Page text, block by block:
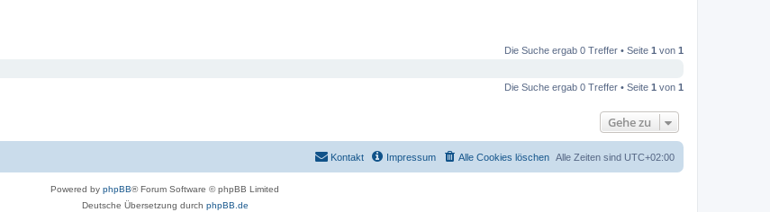
Die Suche ergab 0 Treffer • Seite 1 von 1
Die Suche ergab 0 Treffer • Seite 1 von 1
Gehe zu
Alle Zeiten sind UTC+02:00
Alle Cookies löschen
Impressum
Kontakt
Powered by phpBB® Forum Software © phpBB Limited
Deutsche Übersetzung durch phpBB.de